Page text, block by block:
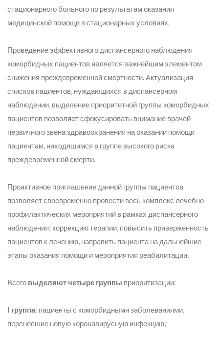
стационарного больного по результатам оказания
медицинской помощи в стационарных условиях.
Проведение эффективного диспансерного наблюдения
коморбидных пациентов является важнейшим элементом
снижения преждевременной смертности. Актуализация
списков пациентов, нуждающихся в диспансерном
наблюдении, выделение приоритетной группы коморбидных
пациентов позволяет сфокусировать внимание врачей
первичного звена здравоохранения на оказании помощи
пациентам, находящимся в группе высокого риска
преждевременной смерти.
Проактивное приглашение данной группы пациентов
позволяет своевременно провести весь комплекс лечебно-
профилактических мероприятий в рамках диспансерного
наблюдения: коррекцию терапии, повысить приверженность
пациентов к лечению, направить пациента на дальнейшие
этапы оказания помощи и мероприятия реабилитации.
Всего выделяют четыре группы приоритизации:
I группа: пациенты с коморбидными заболеваниями,
перенесшие новую коронавирусную инфекцию;